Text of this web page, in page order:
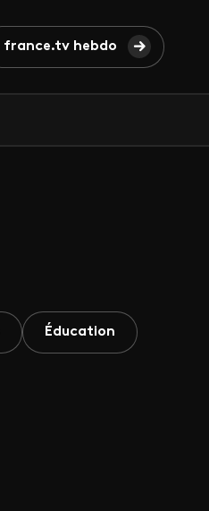
france.tv hebdo
Éducation